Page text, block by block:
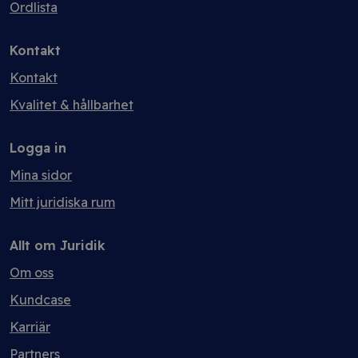
Ordlista
Kontakt
Kontakt
Kvalitet & hållbarhet
Logga in
Mina sidor
Mitt juridiska rum
Allt om Juridik
Om oss
Kundcase
Karriär
Partners